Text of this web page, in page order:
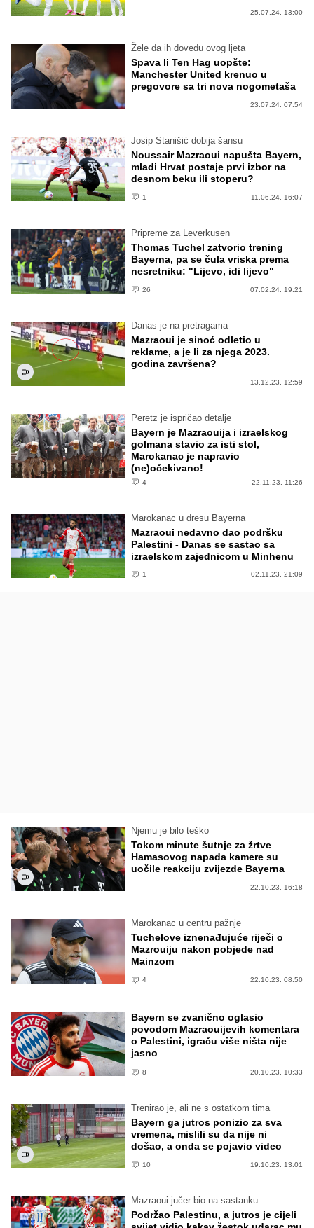
25.07.24. 13:00
Žele da ih dovedu ovog ljeta
Spava li Ten Hag uopšte:
Manchester United krenuo u
pregovore sa tri nova nogometaša
23.07.24. 07:54
Josip Stanišić dobija šansu
Noussair Mazraoui napušta Bayern,
mladi Hrvat postaje prvi izbor na
desnom beku ili stoperu?
1 11.06.24. 16:07
Pripreme za Leverkusen
Thomas Tuchel zatvorio trening
Bayerna, pa se čula vriska prema
nesretniku: "Lijevo, idi lijevo"
26 07.02.24. 19:21
Danas je na pretragama
Mazraoui je sinoć odletio u
reklame, a je li za njega 2023.
godina završena?
13.12.23. 12:59
Peretz je ispričao detalje
Bayern je Mazraouija i izraelskog
golmana stavio za isti stol,
Marokanac je napravio
(ne)očekivano!
4 22.11.23. 11:26
Marokanac u dresu Bayerna
Mazraoui nedavno dao podršku
Palestini - Danas se sastao sa
izraelskom zajednicom u Minhenu
1 02.11.23. 21:09
Njemu je bilo teško
Tokom minute šutnje za žrtve
Hamasovog napada kamere su
uočile reakciju zvijezde Bayerna
22.10.23. 16:18
Marokanac u centru pažnje
Tuchelove iznenađujuće riječi o
Mazrouiju nakon pobjede nad
Mainzom
4 22.10.23. 08:50
Bayern se zvanično oglasio
povodom Mazraouijevih komentara
o Palestini, igraču više ništa nije
jasno
8 20.10.23. 10:33
Trenirao je, ali ne s ostatkom tima
Bayern ga jutros ponizio za sva
vremena, mislili su da nije ni
došao, a onda se pojavio video
10 19.10.23. 13:01
Mazraoui jučer bio na sastanku
Podržao Palestinu, a jutros je cijeli